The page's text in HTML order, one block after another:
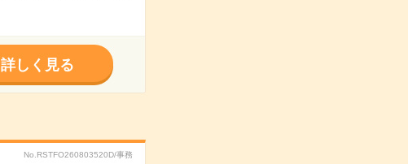
詳しく見る
No.RSTFO260803520D/事務